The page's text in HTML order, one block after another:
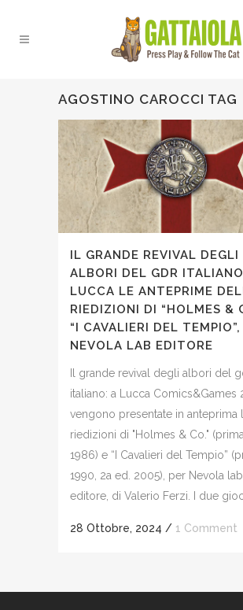
AGOSTINO CAROCCI TAG
IL GRANDE REVIVAL DEGLI
ALBORI DEL GDR
LUCCA LE ANTEPRIME
RIEDIZIONI DI “HOLMES &
“I CAVALIERI DEL TEMPIO”,
NEVOLA LAB EDITORE
Il grande revival degli albori del
italiano: a Lucca Comics&Games
vengono presentate in anteprima
riedizioni di "Holmes & Co."
1986) e “I Cavalieri del Tempio”
1990, 2a ed. 2005), per Nevola lab
editore, di Valerio Ferzi. I due
28 Ottobre, 2024 / 1 Comment